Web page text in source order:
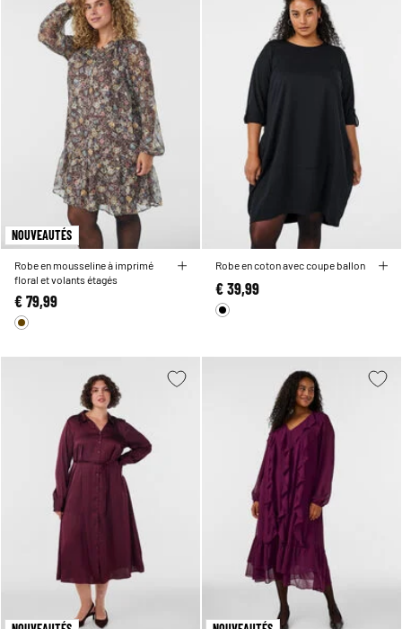
NOUVEAUTÉS
Robe en mousseline à imprimé
floral et volants étagés
€ 79,99
Robe en coton avec coupe ballon
€ 39,99